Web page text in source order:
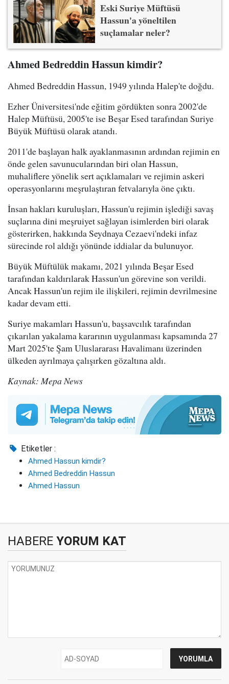
Eski Suriye Müftüsü
Hassun'a yöneltilen
suçlamalar neler?
Ahmed Bedreddin Hassun kimdir?
Ahmed Bedreddin Hassun, 1949 yılında Halep'te doğdu.
Ezher Üniversitesi'nde eğitim gördükten sonra 2002'de
Halep Müftüsü, 2005'te ise Beşar Esed tarafından Suriye
Büyük Müftüsü olarak atandı.
2011'de başlayan halk ayaklanmasının ardından rejimin en
önde gelen savunucularından biri olan Hassun,
muhaliflere yönelik sert açıklamaları ve rejimin askeri
operasyonlarını meşrulaştıran fetvalarıyla öne çıktı.
İnsan hakları kuruluşları, Hassun'u rejimin işlediği savaş
suçlarına dini meşruiyet sağlayan isimlerden biri olarak
gösterirken, hakkında Seydnaya Cezaevi'ndeki infaz
sürecinde rol aldığı yönünde iddialar da bulunuyor.
Büyük Müftülük makamı, 2021 yılında Beşar Esed
tarafından kaldırılarak Hassun'un görevine son verildi.
Ancak Hassun'un rejim ile ilişkileri, rejimin devrilmesine
kadar devam etti.
Suriye makamları Hassun'u, başsavcılık tarafından
çıkarılan yakalama kararının uygulanması kapsamında 27
Mart 2025'te Şam Uluslararası Havalimanı üzerinden
ülkeden ayrılmaya çalışırken gözaltına aldı.
Kaynak: Mepa News
Etiketler :
Ahmed Hassun kimdir?
Ahmed Bedreddin Hassun
Ahmed Hassun
HABERE YORUM KAT